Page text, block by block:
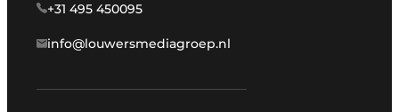
+31 495 450095
info@louwersmediagroep.nl